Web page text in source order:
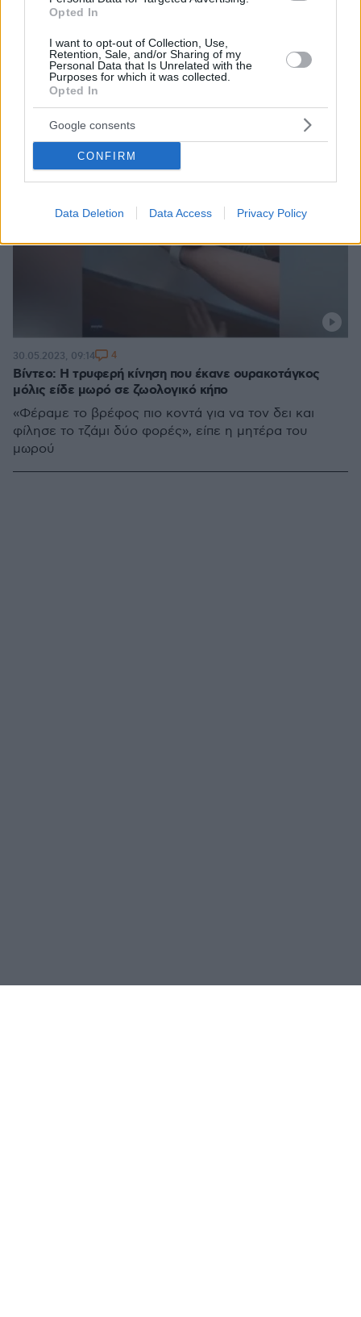
Opted In
I want to opt-out of Collection, Use,
Retention, Sale, and/or Sharing of my
Personal Data that Is Unrelated with the
Purposes for which it was collected.
Opted In
Google consents
CONFIRM
Data Deletion Data Access Privacy Policy
Βίντεο: Η τρυφερή κίνηση που έκανε ουρακοτάγκος
μόλις είδε μωρό σε ζωολογικό κήπο
«Φέραμε το βρέφος πιο κοντά για να τον δει και
φίλησε το τζάμι δύο φορές», είπε η μητέρα του
μωρού
30.05.2023, 09:14 4